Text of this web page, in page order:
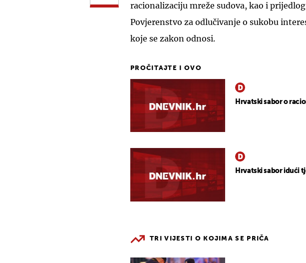
racionalizaciju mreže sudova, kao i
Povjerenstvo za odlučivanje o sukobu
koje se zakon odnosi.
PROČITAJTE I OVO
Hrvatski sabor o
Hrvatski sabor idući
TRI VIJESTI O KOJIMA SE PRIČA